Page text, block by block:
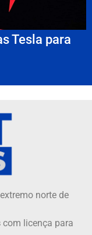
Tesla para
norte de
com licença para